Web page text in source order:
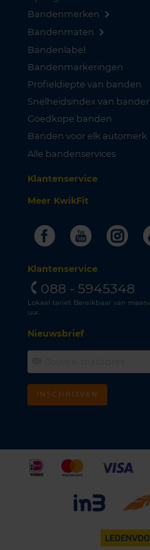
Bandenmerken
Bandenmaten
Bandenlabel
Bandenmarkeringen
Profieldiepte van banden
Snelheidsindex van
Goedkope banden
Banden voor elk automerk
Alle bandenservices
Klantenservice
Meer KwikFit
FacebookYoutube
Klantenservice
088 - 5945348
Lokaal tarief. Bereikbaar van
uur.
Nieuwsbrief
INSCHRIJVEN